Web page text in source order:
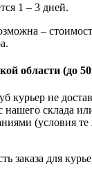
1 – 3 дней.
–
области (до
курьер не
нашего склада
(условия те
заказа для